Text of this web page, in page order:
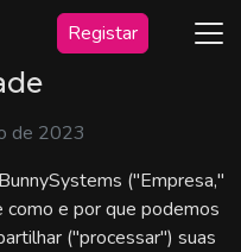
Registar
de 2023
("Empresa,"
e por que podemos
("processar") suas